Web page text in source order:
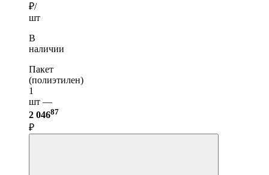
₽/
шт
В
наличии
Пакет
(полиэтилен)
1
шт —
2 04687
₽